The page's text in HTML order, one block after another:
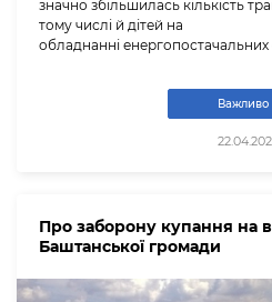
значно збільшилась кількість
тому числі й дітей на
обладнанні енергопостачальних
Важливо
Про заборону купання на
Баштанської громади